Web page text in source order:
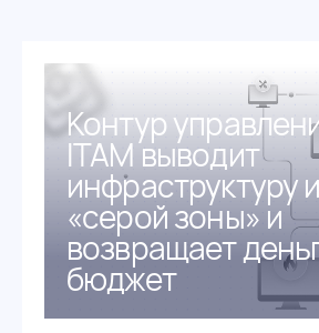
Контур
ITAM выводит
инфраструктуру
«серой зоны» и
возвращает
бюджет